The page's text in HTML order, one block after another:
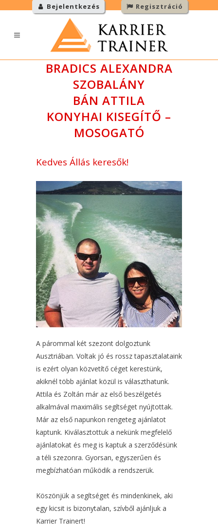
Bejelentkezés Regisztráció
BRADICS ALEXANDRA
SZOBALÁNY
BÁN ATTILA
KONYHAI KISEGÍTŐ –
MOSOGATÓ
Kedves Állás keresők!
A párommal két szezont dolgoztunk
Ausztriában. Voltak jó és rossz tapasztalataink
is ezért olyan közvetítő céget kerestünk,
akiknél több ajánlat közül is választhatunk.
Attila és Zoltán már az első beszélgetés
alkalmával maximális segítséget nyújtottak.
Már az első napunkon rengeteg ajánlatot
kaptunk. Kiválasztottuk a nekünk megfelelő
ajánlatokat és meg is kaptuk a szerződésünk
a téli szezonra. Gyorsan, egyszerűen és
megbízhatóan működik a rendszerük.
Köszönjük a segítséget és mindenkinek, aki
egy kicsit is bizonytalan, szívből ajánljuk a
Karrier Trainert!